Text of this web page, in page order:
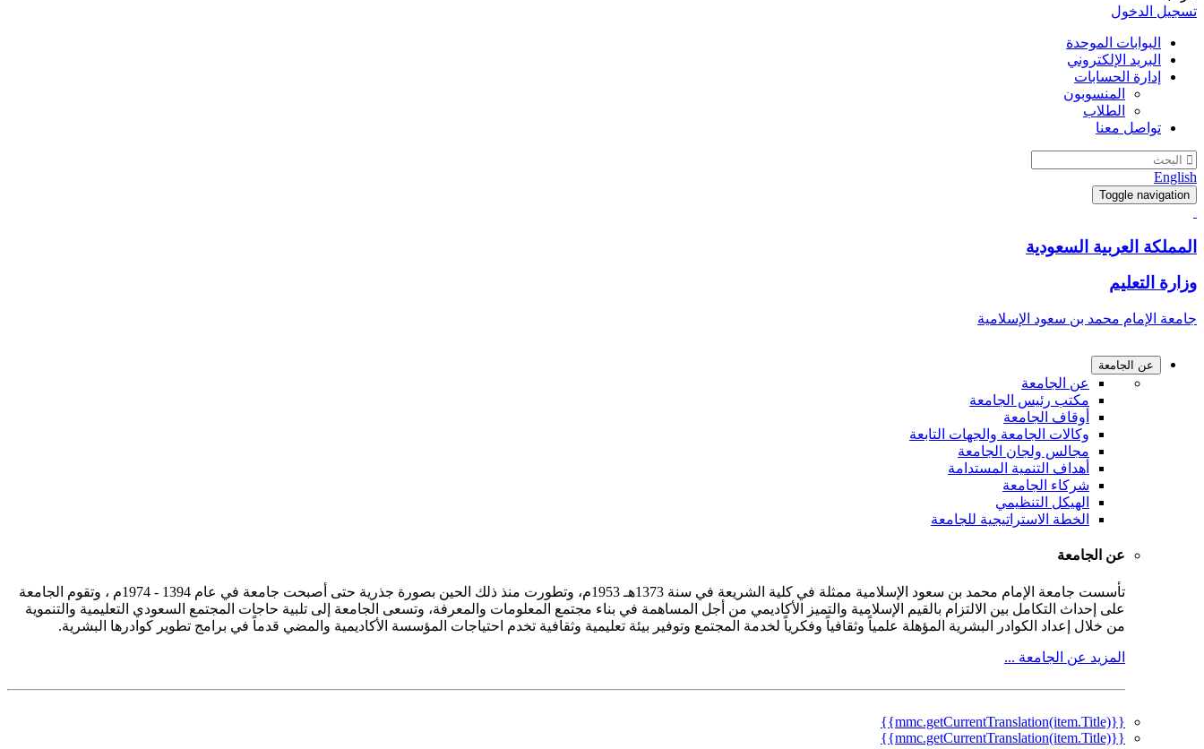
تسجيل الدخول
البوابات الموحدة
البريد الإلكتروني
إدارة الحسابات
المنسوبون
الطلاب
تواصل معنا
English
Toggle navigation
المملكة العربية السعودية
وزارة التعليم
جامعة الإمام محمد بن سعود الإسلامية
عن الجامعة
عن الجامعة
مكتب رئيس الجامعة
أوقاف الجامعة
وكالات الجامعة والجهات التابعة
مجالس ولجان الجامعة
أهداف التنمية المستدامة
شركاء الجامعة
الهيكل التنظيمي
الخطة الاستراتيجية للجامعة
عن الجامعة
تأسست جامعة الإمام محمد بن سعود الإسلامية ممثلة في كلية الشريعة في سنة 1373هـ 1953م، وتطورت منذ ذلك الحين بصورة جذرية حتى أصبحت جامعة في عام 1394 - 1974م ، وتقوم الجامعة
على إحداث التكامل بين الالتزام بالقيم الإسلامية والتميز الأكاديمي من أجل المساهمة في بناء مجتمع المعلومات والمعرفة، وتسعى الجامعة إلى تلبية حاجات المجتمع السعودي التعليمية والتنموية
من خلال إعداد الكوادر البشرية المؤهلة علمياً وثقافياً وفكرياً لخدمة المجتمع وتوفير بيئة تعليمية وثقافية تخدم احتياجات المؤسسة الأكاديمية والمضي قدماً في برامج تطوير كوادرها البشرية.
المزيد عن الجامعة ...
{{mmc.getCurrentTranslation(item.Title)}}
{{mmc.getCurrentTranslation(item.Title)}}